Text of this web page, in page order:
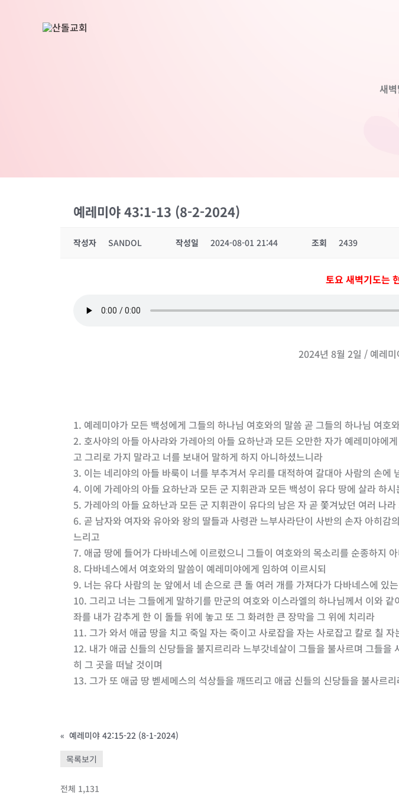
새
예레미야 43:1-13 (8-2-2024)
작성자 SANDOL 작성일 2024-08-01 21:44 조회 2439
토요 새벽기도는
2024년 8월 2일 / 예레
1. 예레미야가 모든 백성에게 그들의 하나님 여호와의 말씀 곧 그들의 하나님 여
2. 호사야의 아들 아사랴와 가레아의 아들 요하난과 모든 오만한 자가 예레미야에
고 그리로 가지 말라고 너를 보내어 말하게 하지 아니하셨느니라
3. 이는 네리야의 아들 바룩이 너를 부추겨서 우리를 대적하여 갈대아 사람의 손에
4. 이에 가레아의 아들 요하난과 모든 군 지휘관과 모든 백성이 유다 땅에 살라 하
5. 가레아의 아들 요하난과 모든 군 지휘관이 유다의 남은 자 곧 쫓겨났던 여러 나
6. 곧 남자와 여자와 유아와 왕의 딸들과 사령관 느부사라단이 사반의 손자 아히
느리고
7. 애굽 땅에 들어가 다바네스에 이르렀으니 그들이 여호와의 목소리를 순종하지
8. 다바네스에서 여호와의 말씀이 예레미야에게 임하여 이르시되
9. 너는 유다 사람의 눈 앞에서 네 손으로 큰 돌 여러 개를 가져다가 다바네스에 있
10. 그리고 너는 그들에게 말하기를 만군의 여호와 이스라엘의 하나님께서 이와
좌를 내가 감추게 한 이 돌들 위에 놓고 또 그 화려한 큰 장막을 그 위에 치리라
11. 그가 와서 애굽 땅을 치고 죽일 자는 죽이고 사로잡을 자는 사로잡고 칼로 칠 자
12. 내가 애굽 신들의 신당들을 불지르리라 느부갓네살이 그들을 불사르며 그들
히 그 곳을 떠날 것이며
13. 그가 또 애굽 땅 벧세메스의 석상들을 깨뜨리고 애굽 신들의 신당들을 불사르
« 예레미야 42:15-22 (8-1-2024)
목록보기
전체 1,131